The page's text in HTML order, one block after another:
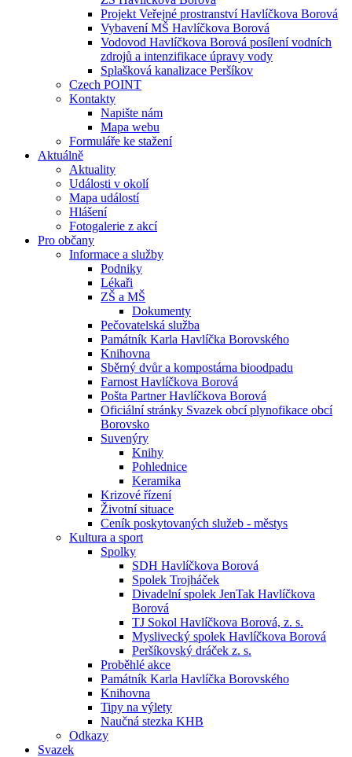
Projekt Veřejné prostranství Havlíčkova Borová
Vybavení MŠ Havlíčkova Borová
Vodovod Havlíčkova Borová posílení vodních
zdrojů a intenzifikace úpravy vody
Splašková kanalizace Peršíkov
Czech POINT
Kontakty
Napište nám
Mapa webu
Formuláře ke stažení
Aktuálně
Aktuality
Události v okolí
Mapa událostí
Hlášení
Fotogalerie z akcí
Pro občany
Informace a služby
Podniky
Lékaři
ZŠ a MŠ
Dokumenty
Pečovatelská služba
Památník Karla Havlíčka Borovského
Knihovna
Sběrný dvůr a kompostárna bioodpadu
Farnost Havlíčkova Borová
Pošta Partner Havlíčkova Borová
Oficiální stránky Svazek obcí plynofikace obcí
Borovsko
Suvenýry
Knihy
Pohlednice
Keramika
Krizové řízení
Životní situace
Ceník poskytovaných služeb - městys
Kultura a sport
Spolky
SDH Havlíčkova Borová
Spolek Trojháček
Divadelní spolek JenTak Havlíčkova
Borová
TJ Sokol Havlíčkova Borová, z. s.
Myslivecký spolek Havlíčkova Borová
Peršíkovský dráček z. s.
Proběhlé akce
Památník Karla Havlíčka Borovského
Knihovna
Tipy na výlety
Naučná stezka KHB
Odkazy
Svazek